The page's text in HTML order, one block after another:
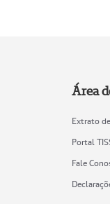
Área
Extrato
Portal
Fale